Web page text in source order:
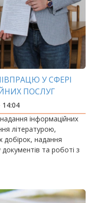
У СФЕРІ
ПОСЛУГ
інформаційних
літературою,
добірок, надання
та роботі з